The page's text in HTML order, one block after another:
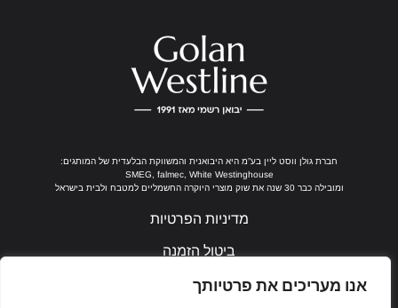
אנו מעריכים את פרטיותך
חברת גולן ווסט ליין בע”מ היא היבואנית והמשווקת הבלעדית של המותגים:
SMEG, falmec, White Westinghouse
ומובילה כבר 30 שנה את שוק מוצרי היוקרה החשמליים למטבח ולבית בישראל
מדיניות הפרטיות
ביטול הזמנה
נבנה ע"י ערן חן